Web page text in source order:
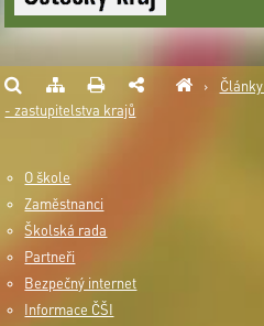
› Články
- zastupitelstva krajů
O škole
Zaměstnanci
Školská rada
Partneři
Bezpečný internet
Informace ČŠI